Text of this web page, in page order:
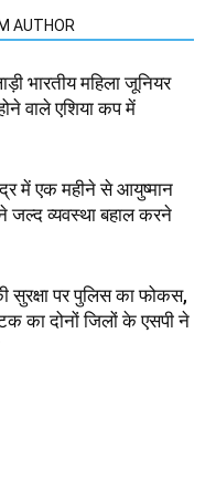
AUTHOR
भारतीय महिला जूनियर
वाले एशिया कप में
में एक महीने से आयुष्मान
ने जल्द व्यवस्था बहाल करने
सुरक्षा पर पुलिस का फोकस,
का दोनों जिलों के एसपी ने